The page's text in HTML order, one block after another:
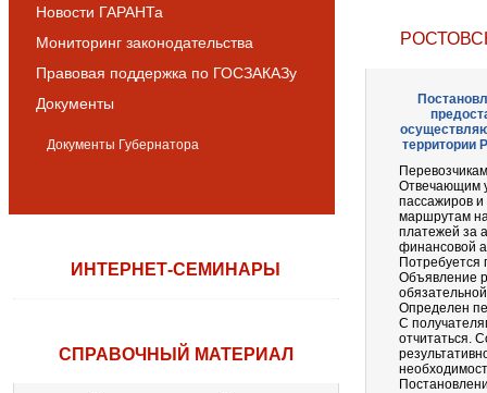
Новости ГАРАНТа
Мониторинг законодательства
Правовая поддержка по ГОСЗАКАЗу
Документы
Документы Губернатора
ИНТЕРНЕТ-СЕМИНАРЫ
СПРАВОЧНЫЙ МАТЕРИАЛ
территории
Отвечающим
пассажиров
маршрутам на
платежей за
финансовой
Потребуется
Объявление
Определен
С
отчитаться.